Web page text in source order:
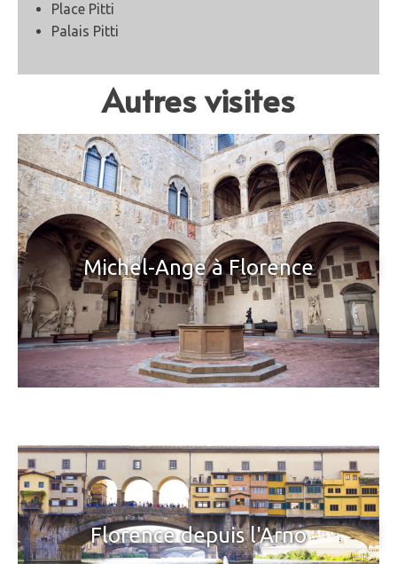
Place Pitti
Palais Pitti
Autres visites
Michel-Ange à Florence
Florence depuis l'Arno